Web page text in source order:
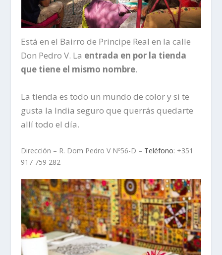
Está en el Bairro de Principe Real en la calle
Don Pedro V. La entrada en por la tienda
que tiene el mismo nombre.
La tienda es todo un mundo de color y si te
gusta la India seguro que querrás quedarte
allí todo el día.
Dirección – R. Dom Pedro V Nº56-D – Teléfono: +351
917 759 282